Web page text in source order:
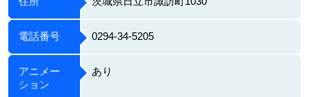
電話番号 0294-34-5205
アニメー
ション
あり